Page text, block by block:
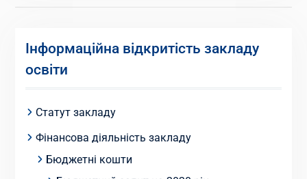
Інформаційна відкритість закладу
освіти
Статут закладу
Фінансова діяльність закладу
Бюджетні кошти